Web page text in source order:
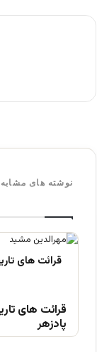
نوشته های مشابه
قرائت های
پادزهر